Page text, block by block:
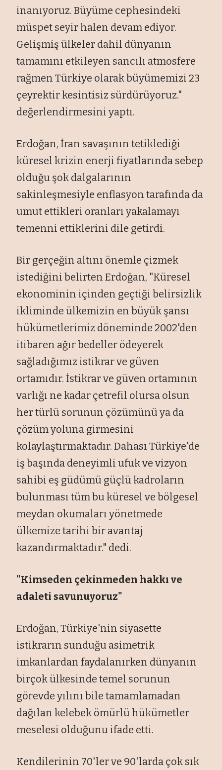
inanıyoruz. Büyüme cephesindeki
müspet seyir halen devam ediyor.
Gelişmiş ülkeler dahil dünyanın
tamamını etkileyen sancılı atmosfere
rağmen Türkiye olarak büyümemizi 23
çeyrektir kesintisiz sürdürüyoruz."
değerlendirmesini yaptı.
Erdoğan, İran savaşının tetiklediği
küresel krizin enerji fiyatlarında sebep
olduğu şok dalgalarının
sakinleşmesiyle enflasyon tarafında da
umut ettikleri oranları yakalamayı
temenni ettiklerini dile getirdi.
Bir gerçeğin altını önemle çizmek
istediğini belirten Erdoğan, "Küresel
ekonominin içinden geçtiği belirsizlik
ikliminde ülkemizin en büyük şansı
hükümetlerimiz döneminde 2002'den
itibaren ağır bedeller ödeyerek
sağladığımız istikrar ve güven
ortamıdır. İstikrar ve güven ortamının
varlığı ne kadar çetrefil olursa olsun
her türlü sorunun çözümünü ya da
çözüm yoluna girmesini
kolaylaştırmaktadır. Dahası Türkiye'de
iş başında deneyimli ufuk ve vizyon
sahibi eş güdümü güçlü kadroların
bulunması tüm bu küresel ve bölgesel
meydan okumaları yönetmede
ülkemize tarihi bir avantaj
kazandırmaktadır." dedi.
"Kimseden çekinmeden hakkı ve
adaleti savunuyoruz"
Erdoğan, Türkiye'nin siyasette
istikrarın sunduğu asimetrik
imkanlardan faydalanırken dünyanın
birçok ülkesinde temel sorunun
görevde yılını bile tamamlamadan
dağılan kelebek ömürlü hükümetler
meselesi olduğunu ifade etti.
Kendilerinin 70'ler ve 90'larda çok sık